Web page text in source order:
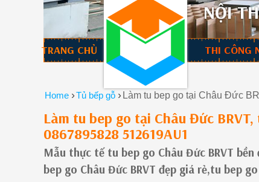
NỘI
TRANG CHỦ THI CÔNG
Home ›Tủ bếp gỗ › Làm tu bep go tại Châu Đức
Làm tu bep go tại Châu Đức
0867895828 512619AU1
Mẫu thực tế tu bep go Châu Đức BRVT
bep go Châu Đức BRVT đẹp giá rẻ,tu bep